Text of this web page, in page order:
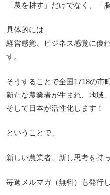
「農を耕す」だけでなく、「
具体的には
経営感覚、ビジネス感覚に優
す。
そうすることで全国1718の市
新たな農業者が生まれ、地域
そして日本が活性化します！
ということで、
新しい農業者、新し思考を持
毎週メルマガ（無料）も発行